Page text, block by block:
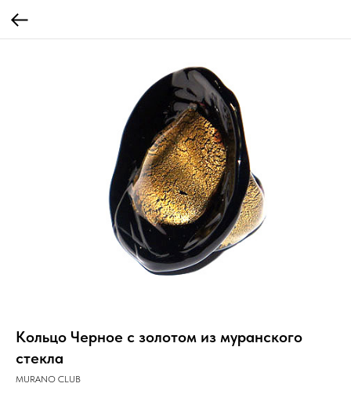
Кольцо Черное с золотом из муранского
стекла
MURANO CLUB